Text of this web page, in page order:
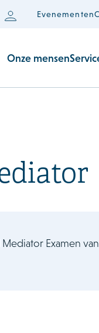
Evenementen
Onze mensen
Examen